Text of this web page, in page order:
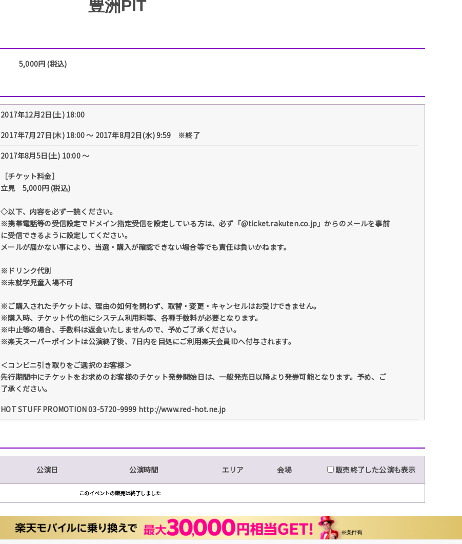
豊洲PIT
5,000円 (税込)
2017年12月2日(土) 18:00
2017年7月27日(木) 18:00 ～ 2017年8月2日(水) 9:59 ※終了
2017年8月5日(土) 10:00 〜
［チケット料金］
立見 5,000円 (税込)
◇以下、内容を必ず一読ください。
※携帯電話等の受信設定でドメイン指定受信を設定している方は、必ず「@ticket.rakuten.co.jp」からのメールを事前
に受信できるように設定してください。
メールが届かない事により、当選・購入が確認できない場合等でも責任は負いかねます。
※ドリンク代別
※未就学児童入場不可
※ご購入されたチケットは、理由の如何を問わず、取替・変更・キャンセルはお受けできません。
※購入時、チケット代の他にシステム利用料等、各種手数料が必要となります。
※中止等の場合、手数料は返金いたしませんので、予めご了承ください。
※楽天スーパーポイントは公演終了後、7日内を目処にご利用楽天会員IDへ付与されます。
＜コンビニ引き取りをご選択のお客様＞
先行期間中にチケットをお求めのお客様のチケット発券開始日は、一般発売日以降より発券可能となります。予め、ご
了承ください。
HOT STUFF PROMOTION 03-5720-9999 http://www.red-hot.ne.jp
公演日 公演時間 エリア 会場 販売終了した公演も表示
このイベントの販売は終了しました